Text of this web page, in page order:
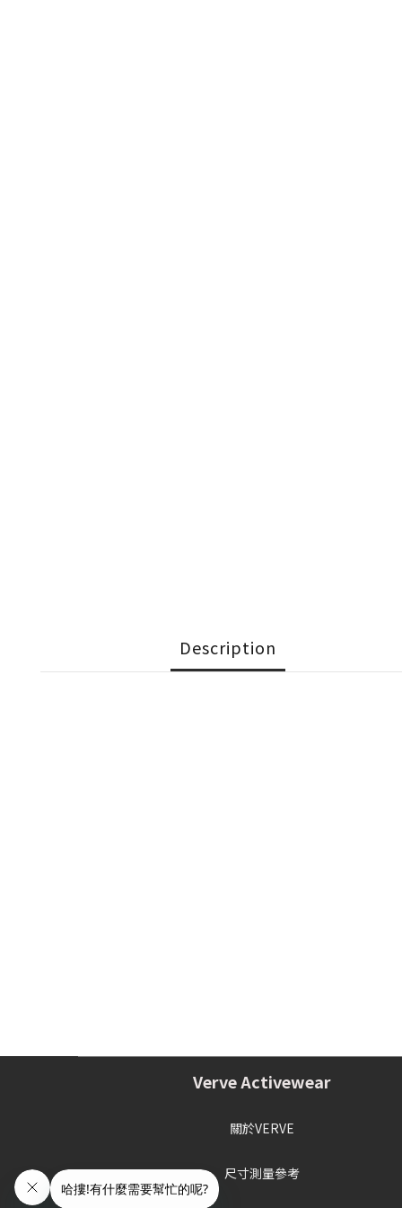
Description
Verve Activewear
關於VERVE
尺寸測量參考